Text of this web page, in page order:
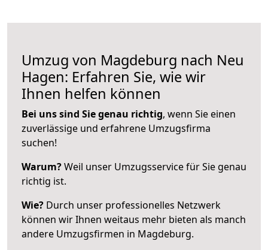
Umzug von Magdeburg nach Neu
Hagen: Erfahren Sie, wie wir
Ihnen helfen können
Bei uns sind Sie genau richtig, wenn Sie einen
zuverlässige und erfahrene Umzugsfirma
suchen!
Warum?Weil unser Umzugsservice für Sie genau
richtig ist.
Wie? Durch unser professionelles Netzwerk
können wir Ihnen weitaus mehr bieten als manch
andere Umzugsfirmen in Magdeburg.